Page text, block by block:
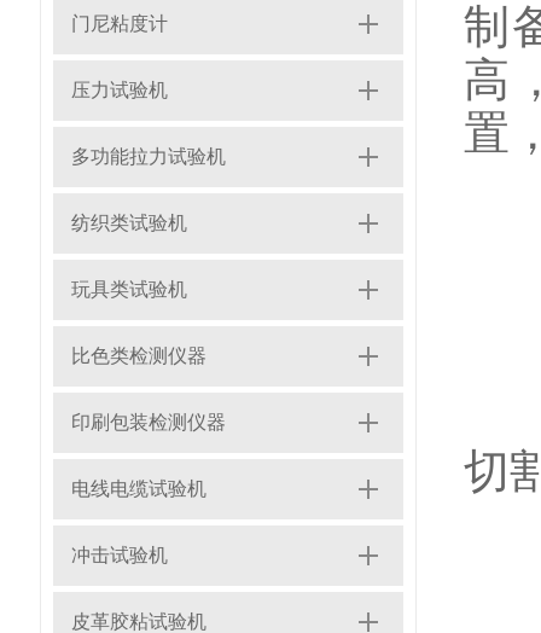
门尼粘度计
压力试验机
多功能拉力试验机
纺织类试验机
玩具类试验机
比色类检测仪器
印刷包装检测仪器
电线电缆试验机
冲击试验机
皮革胶粘试验机
制
高
置
切